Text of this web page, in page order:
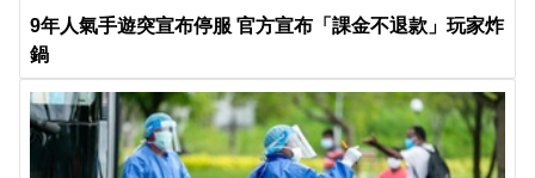
9年人氣手遊突宣布停服 官方宣布「課金不退款」玩家炸
鍋